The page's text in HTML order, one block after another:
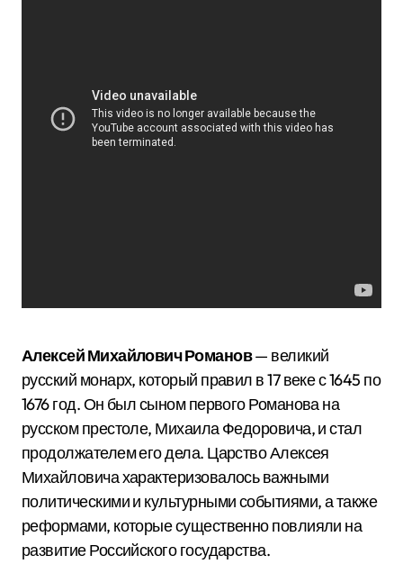
Алексей Михайлович Романов— великий
русский монарх, который правил в 17 веке с 1645 по
1676 год. Он был сыном первого Романова на
русском престоле, Михаила Федоровича, и стал
продолжателем его дела. Царство Алексея
Михайловича характеризовалось важными
политическими и культурными событиями, а также
реформами, которые существенно повлияли на
развитие Российского государства.